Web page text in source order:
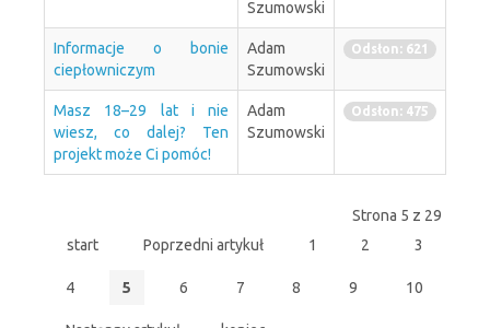
Szumowski
Informacje o bonie
ciepłowniczym
Adam
Szumowski
Odsłon: 621
Masz 18–29 lat i nie
wiesz, co dalej? Ten
projekt może Ci pomóc!
Adam
Szumowski
Odsłon: 475
Strona 5 z 29
start
Poprzedni artykuł 1 2 3
4 5 6 7 8 9 10